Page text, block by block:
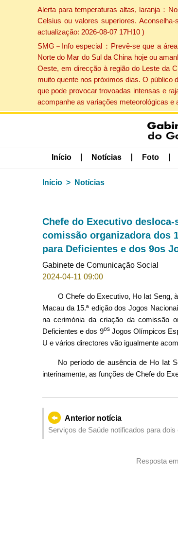
Alerta para temperaturas altas, laranja：
Celsius ou valores superiores.
actualização: 2026-08-07 17H10 )
SMG－Info especial：Prevê-se que a
Norte do Mar do Sul da China hoje ou
Oeste, em direcção à região do Leste da
muito quente nos próximos dias. O público
que pode provocar trovoadas intensas e
acompanhe as variações meteorológicas e
Início Notícias Foto
Início Notícias
Chefe do Executivo
comissão organizadora dos
para Deficientes e dos 9os
Gabinete de Comunicação Social
2024-04-11 09:00
O Chefe do Executivo, Ho Iat Seng,
Macau da 15.ª edição dos Jogos
na cerimónia da criação da comissão
Deficientes e dos 9osJogos Olímpicos
U e vários directores vão igualmente
No período de ausência de Ho Iat
interinamente, as funções de Chefe do
Anterior notícia
Serviços de Saúde notificados para
Resposta